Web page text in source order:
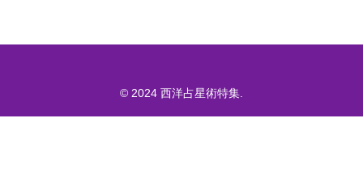
© 2024 西洋占星術特集.